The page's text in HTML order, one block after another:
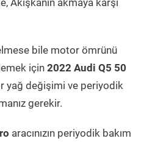
akmaya karşı
bile motor ömrünü
için 2022 Audi Q5 50
yağ değişimi ve periyodik
gerekir.
aracınızın periyodik bakım